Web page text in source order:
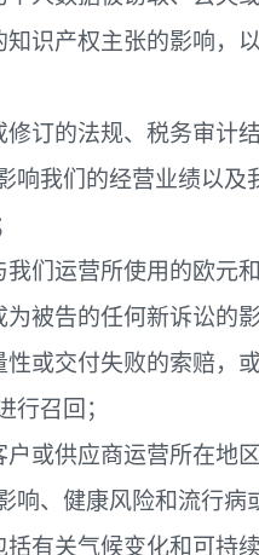
识产权主张的影响，
订的法规、税务审计
响我们的经营业绩以
们运营所使用的欧元
被告的任何新诉讼的影
或交付失败的索赔，
行召回；
或供应商运营所在地
、健康风险和流行病
有关气候变化和可持